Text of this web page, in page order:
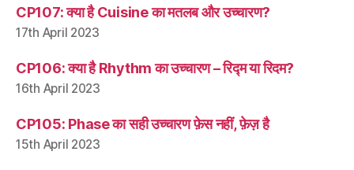
CP107: क्या है Cuisine का मतलब और उच्चारण?
17th April 2023
CP106: क्या है Rhythm का उच्चारण – रिद्म या रिदम?
16th April 2023
CP105: Phase का सही उच्चारण फ़ेस नहीं, फ़ेज़ है
15th April 2023